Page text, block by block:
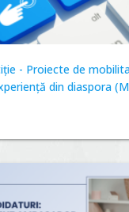
- Proiecte de
din diaspora